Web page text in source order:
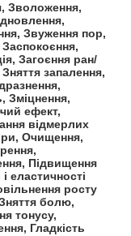
Зволоження,
Звуження пор,
Заспокоєння,
Загоєння ран/
запалення,
Зміцнення,
ефект,
відмерлих
Очищення,
Підвищення
еластичності
росту
болю,
тонусу,
Гладкість